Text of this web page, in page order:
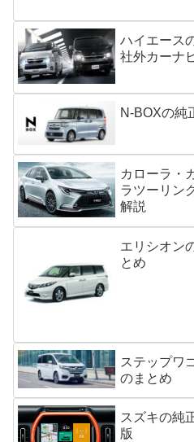
ハイエース
社外カーナ
N-BOXの純
カローラ・
ラツーリン
解説
エリシオン
とめ
ステップワ
のまとめ
スズキの純
版